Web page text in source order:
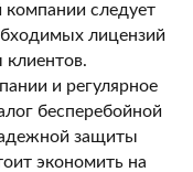
следует
лицензий
клиентов.
и регулярное
бесперебойной
защиты
экономить на